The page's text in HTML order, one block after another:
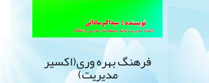
فرهنگ بهره وری(اکسیر
مدیریت)